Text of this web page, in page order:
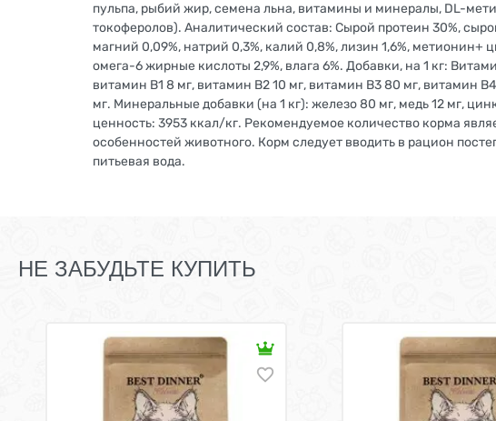
пульпа, рыбий жир, семена льна, витамины и минералы, DL-
токоферолов). Аналитический состав: Сырой протеин 30%,
магний 0,09%, натрий 0,3%, калий 0,8%, лизин 1,6%,
омега-6 жирные кислоты 2,9%, влага 6%. Добавки, на 1 кг:
витамин B1 8 мг, витамин B2 10 мг, витамин B3 80 мг, витамин
мг. Минеральные добавки (на 1 кг): железо 80 мг, медь 12 мг,
ценность: 3953 ккал/кг. Рекомендуемое количество корма
особенностей животного. Корм следует вводить в рацион
питьевая вода.
НЕ ЗАБУДЬТЕ КУПИТЬ